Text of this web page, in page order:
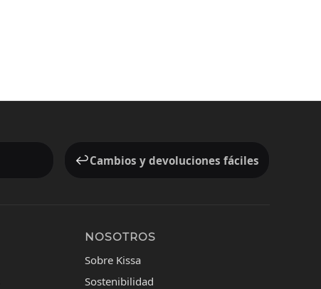
↩️Cambios y devoluciones fáciles
NOSOTROS
Sobre Kissa
Sostenibilidad